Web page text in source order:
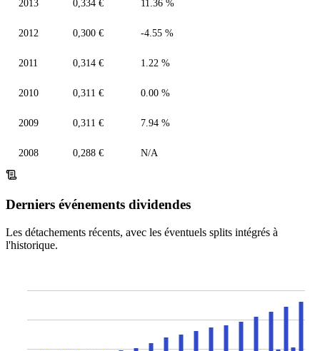
2013 0,334 € 11.36 %
2012 0,300 € -4.55 %
2011 0,314 € 1.22 %
2010 0,311 € 0.00 %
2009 0,311 € 7.94 %
2008 0,288 € N/A
Derniers événements dividendes
Les détachements récents, avec les éventuels splits intégrés à
l'historique.